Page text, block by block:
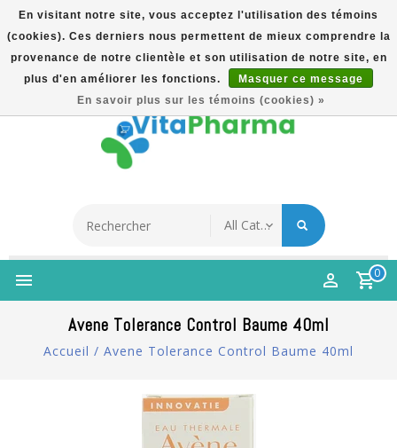
5% Korting Na Aanmelding Op Nieuwsbrief | Gratis
Verzending Vanaf €49 | Online Sinds 2007
Français
0
Avene Tolerance Control Baume 40ml
Accueil / Avene Tolerance Control Baume 40ml
En visitant notre site, vous acceptez l'utilisation des témoins
(cookies). Ces derniers nous permettent de mieux comprendre la
provenance de notre clientèle et son utilisation de notre site, en
plus d'en améliorer les fonctions.
Masquer ce message
En savoir plus sur les témoins (cookies) »